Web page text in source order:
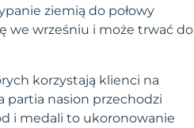
ziemią do połowy
we wrześniu i może trwać do
korzystają klienci na
partia nasion przechodzi
i medali to ukoronowanie